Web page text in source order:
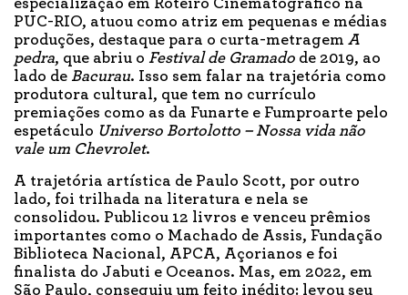
especialização em Roteiro Cinematográfico na
PUC-RIO, atuou como atriz em pequenas e médias
produções, destaque para o curta-metragem A
pedra, que abriu o Festival de Gramado de 2019, ao
lado de Bacurau. Isso sem falar na trajetória como
produtora cultural, que tem no currículo
premiações como as da Funarte e Fumproarte pelo
espetáculo Universo Bortolotto – Nossa vida não
vale um Chevrolet.
A trajetória artística de Paulo Scott, por outro
lado, foi trilhada na literatura e nela se
consolidou. Publicou 12 livros e venceu prêmios
importantes como o Machado de Assis, Fundação
Biblioteca Nacional, APCA, Açorianos e foi
finalista do Jabuti e Oceanos. Mas, em 2022, em
São Paulo, conseguiu um feito inédito: levou seu